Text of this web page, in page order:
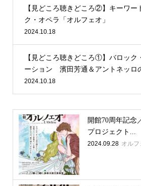
【見どころ聴きどころ②】キーワー
ク・オペラ「オルフェオ」
2024.10.18
【見どころ聴きどころ①】バロック
ーション 濱田芳通＆アントネッロ
2024.10.18
開館70周年記念
プロジェクト...
2024.09.28 オルフ